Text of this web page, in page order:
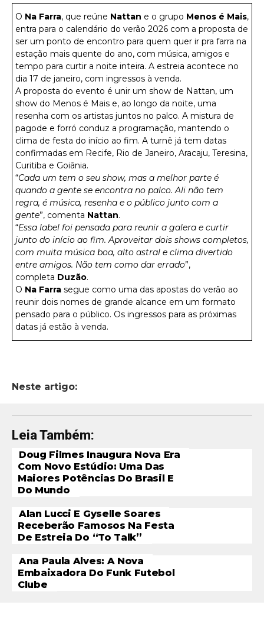
O Na Farra, que reúne Nattan e o grupo Menos é Mais,
entra para o calendário do verão 2026 com a proposta de
ser um ponto de encontro para quem quer ir pra farra na
estação mais quente do ano, com música, amigos e
tempo para curtir a noite inteira. A estreia acontece no
dia 17 de janeiro, com ingressos à venda.
A proposta do evento é unir um show de Nattan, um
show do Menos é Mais e, ao longo da noite, uma
resenha com os artistas juntos no palco. A mistura de
pagode e forró conduz a programação, mantendo o
clima de festa do início ao fim. A turnê já tem datas
confirmadas em Recife, Rio de Janeiro, Aracaju, Teresina,
Curitiba e Goiânia.
“Cada um tem o seu show, mas a melhor parte é
quando a gente se encontra no palco. Ali não tem
regra, é música, resenha e o público junto com a
gente”, comenta Nattan.
“Essa label foi pensada para reunir a galera e curtir
junto do início ao fim. Aproveitar dois shows completos,
com muita música boa, alto astral e clima divertido
entre amigos. Não tem como dar errado”,
completa Duzão.
O Na Farra segue como uma das apostas do verão ao
reunir dois nomes de grande alcance em um formato
pensado para o público. Os ingressos para as próximas
datas já estão à venda.
Neste artigo:
Leia Também:
Doug Filmes Inaugura Nova Era
Com Novo Estúdio: Uma Das
Maiores Potências Do Brasil E
Do Mundo
Alan Lucci E Gyselle Soares
Receberão Famosos Na Festa
De Estreia Do “To Talk”
Ana Paula Alves: A Nova
Embaixadora Do Funk Futebol
Clube